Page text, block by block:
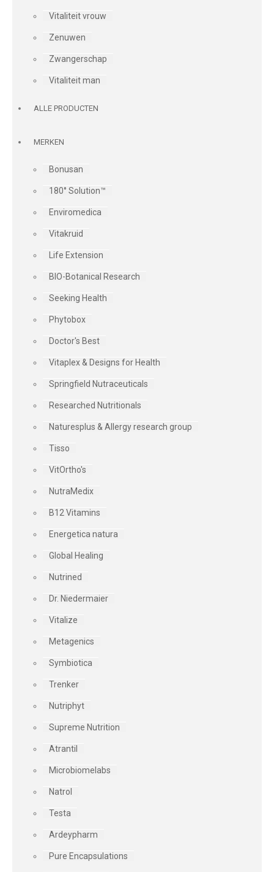
Vitaliteit vrouw
Zenuwen
Zwangerschap
Vitaliteit man
ALLE PRODUCTEN
MERKEN
Bonusan
180° Solution™
Enviromedica
Vitakruid
Life Extension
BIO-Botanical Research
Seeking Health
Phytobox
Doctor's Best
Vitaplex & Designs for Health
Springfield Nutraceuticals
Researched Nutritionals
Naturesplus & Allergy research group
Tisso
VitOrtho's
NutraMedix
B12 Vitamins
Energetica natura
Global Healing
Nutrined
Dr. Niedermaier
Vitalize
Metagenics
Symbiotica
Trenker
Nutriphyt
Supreme Nutrition
Atrantil
Microbiomelabs
Natrol
Testa
Ardeypharm
Pure Encapsulations